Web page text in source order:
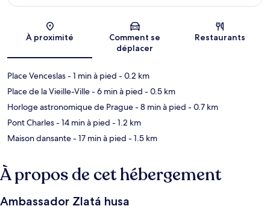
Carte
À proximité
Comment se
déplacer
Restaurants
Place Venceslas- 1 min à pied - 0.2 km
Place de la Vieille-Ville- 6 min à pied - 0.5 km
Horloge astronomique de Prague- 8 min à pied - 0.7 km
Pont Charles- 14 min à pied - 1.2 km
Maison dansante- 17 min à pied - 1.5 km
À propos de cet hébergement
Ambassador Zlatá husa